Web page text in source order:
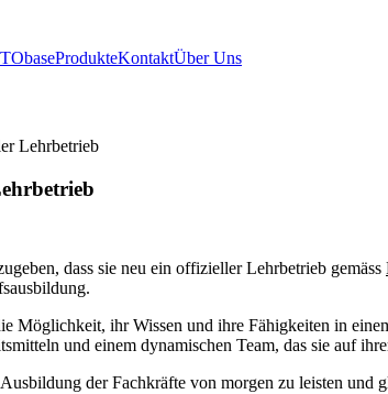
ProdukteKontaktÜber Uns
Lehrbetrieb
dass sie neu ein offizieller Lehrbetrieb gemäss
Möglichkeit, ihr Wissen und ihre Fähigkeiten in
und einem dynamischen Team, das sie auf
der Fachkräfte von morgen zu leisten